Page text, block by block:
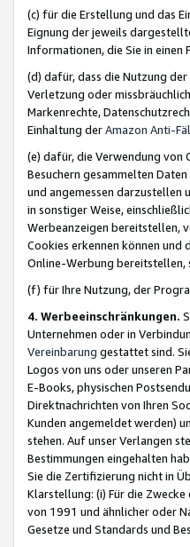
(c) für die Erstellung und das
Eignung der jeweils
Informationen, die Sie in
(d) dafür, dass die Nutzung
Verletzung oder
Markenrechte,
Einhaltung derAmazon Anti-
(e) dafür, die Verwendung von
Besuchern gesammelten
und angemessen darzustellen
in sonstiger Weise,
Werbeanzeigen bereitstellen,
Cookies erkennen können und
Online-Werbung bereitstellen,
(f) für Ihre Nutzung, der
4. Werbeeinschränkungen.
Unternehmen oder in
Vereinbarung gestattet sind.
Logos von uns oder unseren
E-Books, physischen
Direktnachrichten von Ihren
Kunden angemeldet werden)
stehen. Auf unser Verlangen
Bestimmungen eingehalten
Sie die Zertifizierung nicht in
Klarstellung: (i) Für die
von 1991 und ähnlicher oder
Gesetze und Standards und